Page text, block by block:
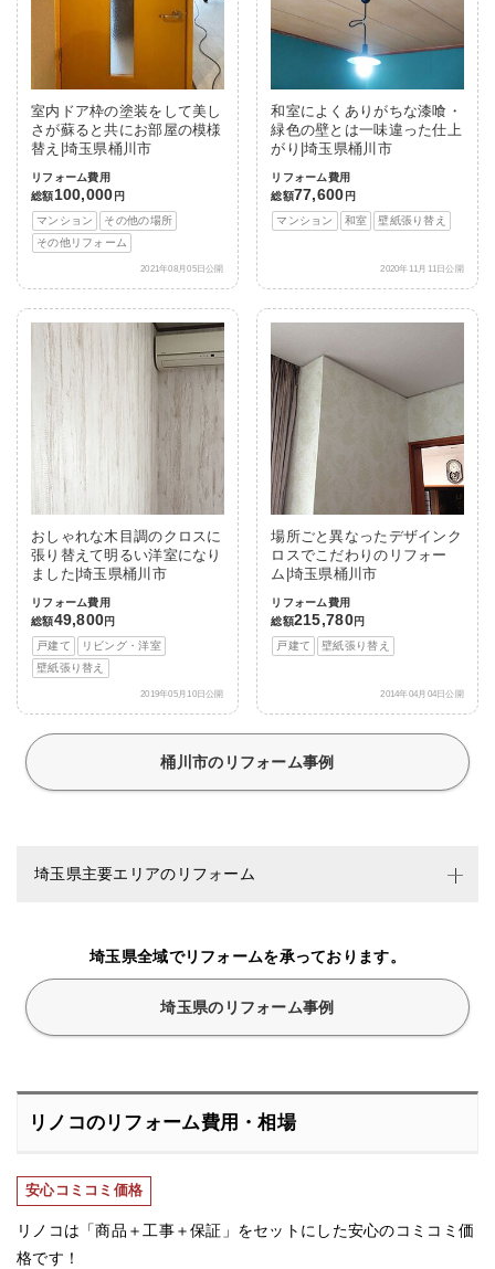
室内ドア枠の塗装をして美し
さが蘇ると共にお部屋の模様
替え|埼玉県桶川市
リフォーム費用
総額100,000 円
マンション
その他の場所
その他リフォーム
2021年08月05日公開
和室によくありがちな漆喰・
緑色の壁とは一味違った仕上
がり|埼玉県桶川市
リフォーム費用
総額77,600 円
マンション
和室 壁紙張り替え
2020年11月11日公開
おしゃれな木目調のクロスに
張り替えて明るい洋室になり
ました|埼玉県桶川市
リフォーム費用
総額49,800円
戸建て
リビング・洋室
壁紙張り替え
2019年05月10日公開
場所ごと異なったデザインク
ロスでこだわりのリフォー
ム|埼玉県桶川市
リフォーム費用
総額215,780円
戸建て
壁紙張り替え
2014年04月04日公開
桶川市のリフォーム事例
埼玉県主要エリアのリフォーム
埼玉県全域でリフォームを承っております。
埼玉県のリフォーム事例
リノコのリフォーム費用・相場
安心コミコミ価格
リノコは「商品＋工事＋保証」をセットにした安心のコミコミ価
格です！